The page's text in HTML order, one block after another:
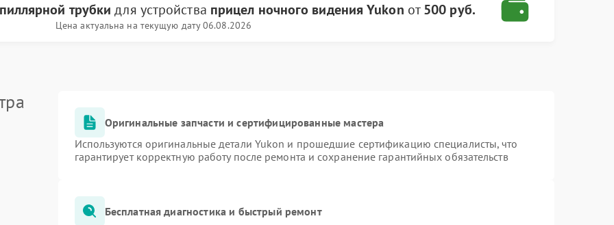
трубки для устройства прицел ночного видения Yukon от500 руб.
Цена актуальна на текущую дату 06.08.2026
Оригинальные запчасти и сертифицированные мастера
Используются оригинальные детали Yukon и прошедшие сертификацию специалисты, что
гарантирует корректную работу после ремонта и сохранение гарантийных обязательств
Бесплатная диагностика и быстрый ремонт